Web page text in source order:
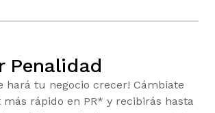
Penalidad
hará tu negocio crecer! Cámbiate
rápido en PR* y recibirás hasta